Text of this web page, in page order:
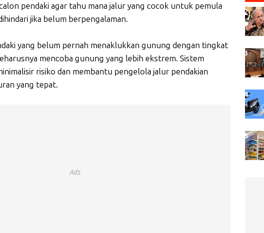
pendaki agar tahu mana jalur yang cocok untuk pemula
jika belum berpengalaman.
yang belum pernah menaklukkan gunung dengan tingkat
mencoba gunung yang lebih ekstrem. Sistem
risiko dan membantu pengelola jalur pendakian
yang tepat.
Ads